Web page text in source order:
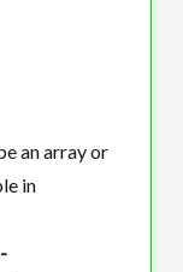
an array or
in